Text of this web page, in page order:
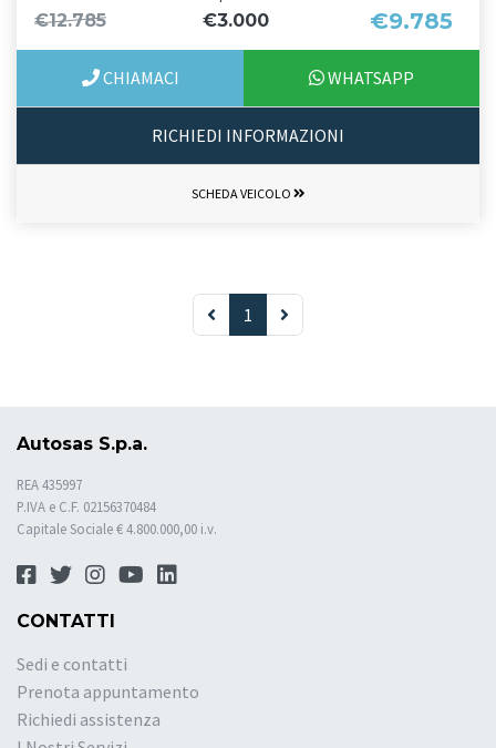
€12.785 €3.000 €9.785
CHIAMACI WHATSAPP
RICHIEDI INFORMAZIONI
SCHEDA VEICOLO
1
Autosas S.p.a.
REA 435997
P.IVA e C.F. 02156370484
Capitale Sociale € 4.800.000,00 i.v.
CONTATTI
Sedi e contatti
Prenota appuntamento
Richiedi assistenza